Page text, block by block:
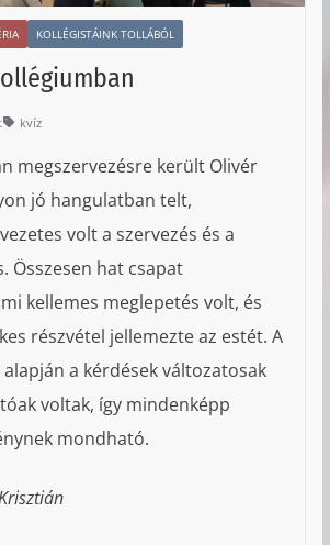
KOLLÉGISTÁINK TOLLÁBÓL
kvíz
megszervezésre került Olivér
jó hangulatban telt,
volt a szervezés és a
Összesen hat csapat
kellemes meglepetés volt, és
részvétel jellemezte az estét. A
alapján a kérdések változatosak
voltak, így mindenképp
mondható.